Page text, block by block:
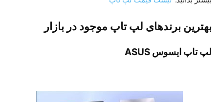
بهترین برندهای لپ تاپ موجود در بازار
لپ تاپ ایسوس ASUS